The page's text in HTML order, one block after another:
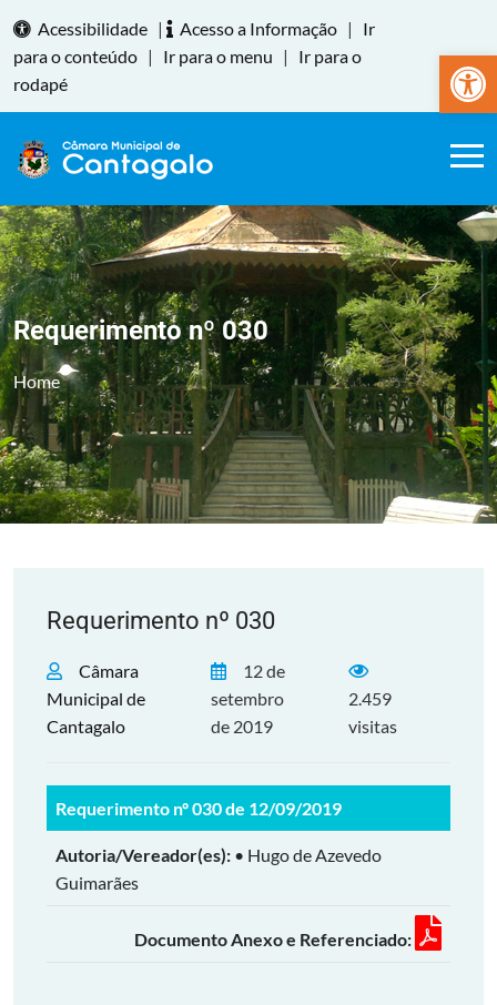
Abrir
Acessibilidade | Acesso a Informação |
Ir
para o conteúdo | Ir para o menu |
Ir para o
rodapé
Requerimento nº 030
Home
Requerimento nº 030
Câmara
Municipal de
Cantagalo
12 de
setembro
de 2019
2.459
visitas
Requerimento nº 030 de 12/09/2019
Autoria/Vereador(es): • Hugo de Azevedo
Guimarães
Documento Anexo e Referenciado: